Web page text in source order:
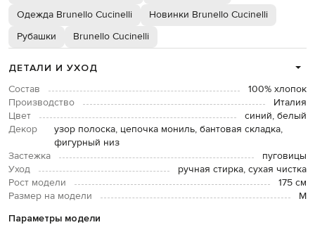
Одежда Brunello Cucinelli
Новинки Brunello Cucinelli
Рубашки
Brunello Cucinelli
ДЕТАЛИ И УХОД
Состав
100% хлопок
Производство
Италия
Цвет
синий, белый
Декор
узор полоска, цепочка мониль, бантовая складка,
фигурный низ
Застежка
пуговицы
Уход
ручная стирка, сухая чистка
Рост модели
175 см
Размер на модели
M
Параметры модели